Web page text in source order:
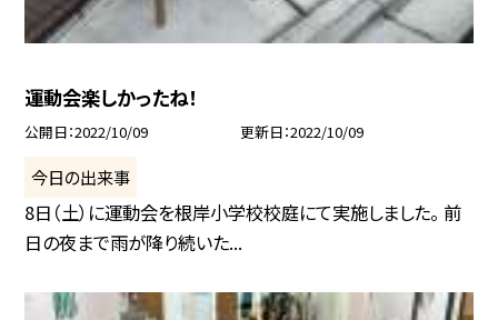
運動会楽しかったね！
公開日 2022/10/09 更新日 2022/10/09
今日の出来事
8日（土）に運動会を根岸小学校校庭にて実施しました。 前
日の夜まで雨が降り続いた...